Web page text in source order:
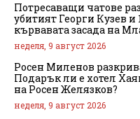
Потресаващи чатове
убитият Георги Кузев
кървавата засада на
неделя, 9 август 2026
Росен Миленов
Подарък ли е хотел
на Росен Желязков?
неделя, 9 август 2026